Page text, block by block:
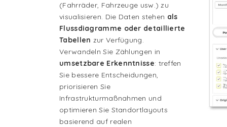
(Fahrräder, Fahrzeuge usw.) zu
visualisieren. Die Daten stehen als
Flussdiagramme oder detaillierte
Tabellen zur Verfügung.
Verwandeln Sie Zählungen in
umsetzbare Erkenntnisse: treffen
Sie bessere Entscheidungen,
priorisieren Sie
Infrastrukturmaßnahmen und
optimieren Sie Standortlayouts
basierend auf realen